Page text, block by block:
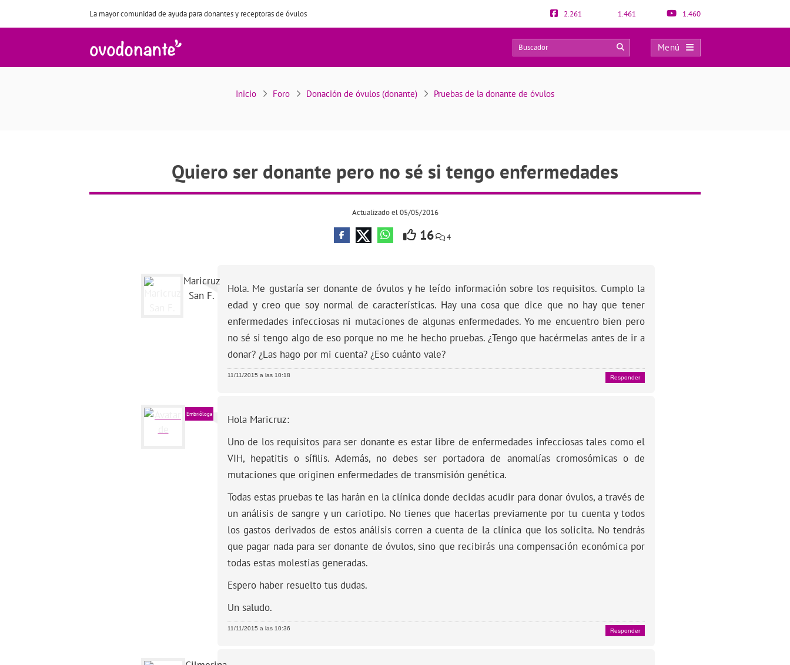
La mayor comunidad de ayuda para donantes y receptoras de óvulos 2.261 1.461 1.460
Menú
Quiero ser donante pero no sé si tengo enfermedades
12 0
Inicio Foro Donación de óvulos (donante) Pruebas de la donante de óvulos
Quiero ser donante pero no sé si tengo enfermedades
Actualizado el 05/05/2016
16 4
Maricruz
San F.
Hola. Me gustaría ser donante de óvulos y he leído información sobre los requisitos. Cumplo la
edad y creo que soy normal de características. Hay una cosa que dice que no hay que tener
enfermedades infecciosas ni mutaciones de algunas enfermedades. Yo me encuentro bien pero
no sé si tengo algo de eso porque no me he hecho pruebas. ¿Tengo que hacérmelas antes de ir a
donar? ¿Las hago por mi cuenta? ¿Eso cuánto vale?
11/11/2015 a las 10:18 Responder
Embrióloga
Hola Maricruz:
Uno de los requisitos para ser donante es estar libre de enfermedades infecciosas tales como el
VIH, hepatitis o sífilis. Además, no debes ser portadora de anomalías cromosómicas o de
mutaciones que originen enfermedades de transmisión genética.
Todas estas pruebas te las harán en la clínica donde decidas acudir para donar óvulos, a través de
un análisis de sangre y un cariotipo. No tienes que hacerlas previamente por tu cuenta y todos
los gastos derivados de estos análisis corren a cuenta de la clínica que los solicita. No tendrás
que pagar nada para ser donante de óvulos, sino que recibirás una compensación económica por
todas estas molestias generadas.
Espero haber resuelto tus dudas.
Un saludo.
11/11/2015 a las 10:36 Responder